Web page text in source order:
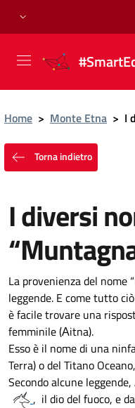
Home > Monte Etna > I
Torna indietro
I diversi
La provenienza del nome
leggende. E come tutto
è facile trovare una
femminile (Αitna).
Esso è il nome di una
Terra) o del Titano
Secondo alcune
, il dio del fuoco, e